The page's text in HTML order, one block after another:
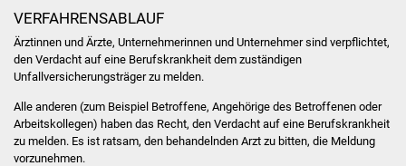
Kindergärten
Volkshochschule
VERFAHRENSABLAUF
Ärztinnen und Ärzte, Unternehmerinnen und Unternehmer sind verpflichtet,
den Verdacht auf eine Berufskrankheit dem zuständigen
Unfallversicherungsträger zu melden.
Alle anderen (zum Beispiel Betroffene, Angehörige des Betroffenen oder
Arbeitskollegen) haben das Recht, den Verdacht auf eine Berufskrankheit
zu melden. Es ist ratsam, den behandelnden Arzt zu bitten, die Meldung
vorzunehmen.